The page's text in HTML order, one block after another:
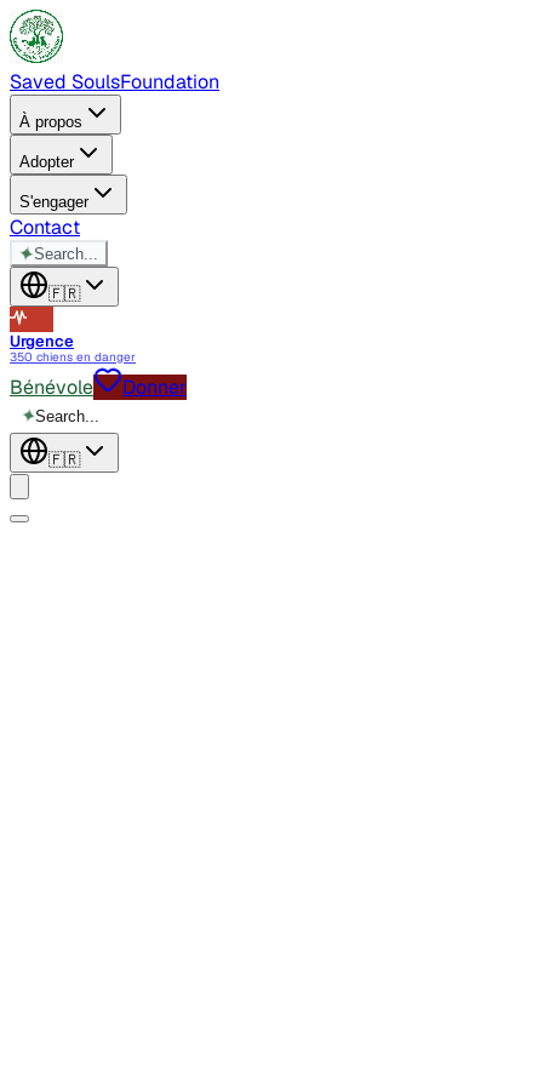
Saved SoulsFoundation
À propos
Adopter
S'engager
Contact
✦Search...
🇫🇷
Urgence
350 chiens en danger
Bénévole Donner
✦Search...
🇫🇷